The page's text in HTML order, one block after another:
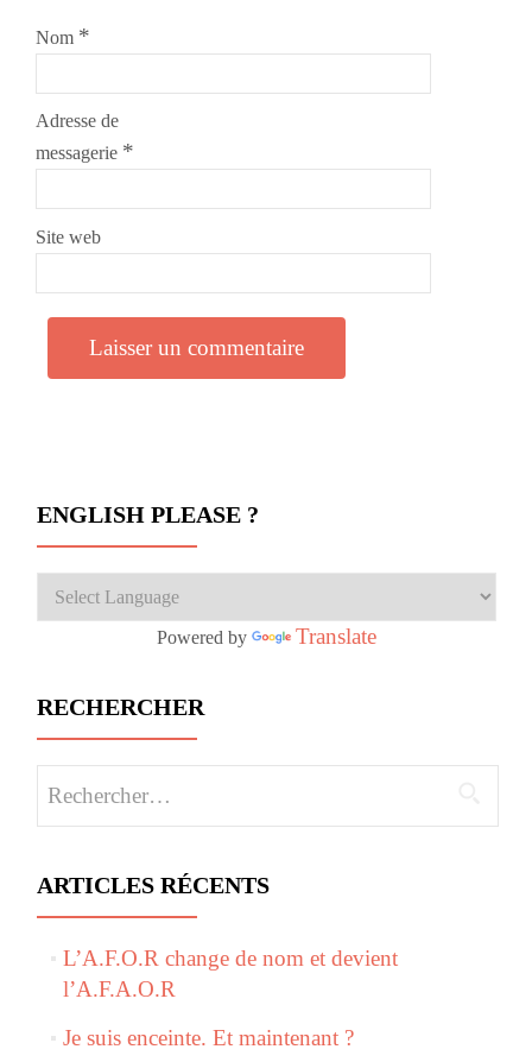
Nom *
Adresse de
messagerie *
Site web
ENGLISH PLEASE ?
Powered by Translate
RECHERCHER
ARTICLES RÉCENTS
L’A.F.O.R change de nom et devient
l’A.F.A.O.R
Je suis enceinte. Et maintenant ?